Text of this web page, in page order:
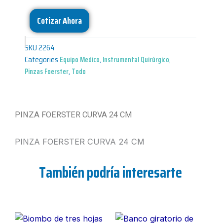
Cotizar Ahora
SKU2264
Categories Equipo Medico, Instrumental Quirúrgico,
Pinzas Foerster, Todo
PINZA FOERSTER CURVA 24 CM
PINZA FOERSTER CURVA 24 CM
También podría interesarte